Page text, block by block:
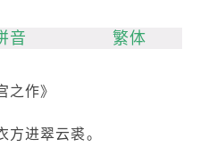
音 繁体
之作》
方进翠云裘。